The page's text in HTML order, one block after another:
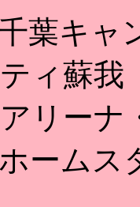
葉キャ
ィ蘇我
リーナ
ームス